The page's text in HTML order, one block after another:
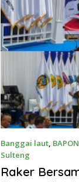
Banggai laut,
Sulteng
Agustus 27, 2025
Raker